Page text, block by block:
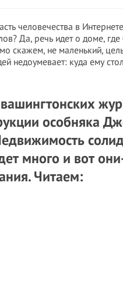
человечества в
Да, речь идет о доме,
скажем, не маленький,
недоумевает: куда ему
особняка
много и вот
Читаем: